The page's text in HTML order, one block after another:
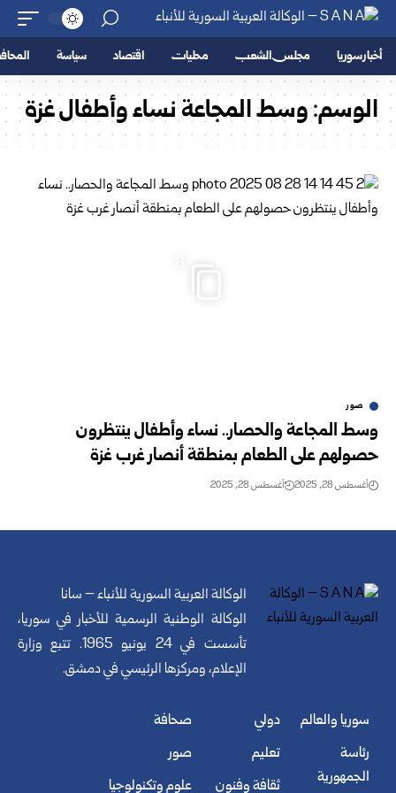
أخبار سوريا مجلس الشعب محليات اقتصاد سياسة
الوسم:وسط المجاعة نساء وأطفال غزة
صور
وسط المجاعة والحصار.. نساء وأطفال ينتظرون
حصولهم على الطعام بمنطقة أنصار غرب غزة
أغسطس 28, 2025 أغسطس 28, 2025
الوكالة العربية السورية للأنباء – سانا
الوكالة الوطنية الرسمية للأخبار في سوريا،
تأسست في 24 يونيو 1965. تتبع وزارة
الإعلام، ومركزها الرئيسي في دمشق.
سوريا والعالم
رئاسة
الجمهورية
دولي
تعليم
ثقافة وفنون
صحافة
صور
علوم وتكنولوجيا